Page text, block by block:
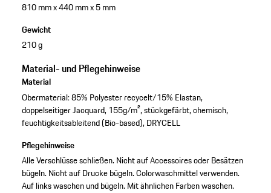
810 mm x 440 mm x 5 mm
Gewicht
210 g
Material- und Pflegehinweise
Material
Obermaterial: 85% Polyester recycelt/15% Elastan,
doppelseitiger Jacquard, 155g/m², stückgefärbt, chemisch,
feuchtigkeitsableitend (Bio-based), DRYCELL
Pflegehinweise
Alle Verschlüsse schließen. Nicht auf Accessoires oder Besätzen
bügeln. Nicht auf Drucke bügeln. Colorwaschmittel verwenden.
Auf links waschen und bügeln. Mit ähnlichen Farben waschen.